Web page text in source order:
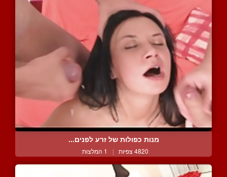
מנות כפולות של זרע לפנים...
4820 צפיות | 1 המלצות